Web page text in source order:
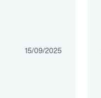
15/09/2025